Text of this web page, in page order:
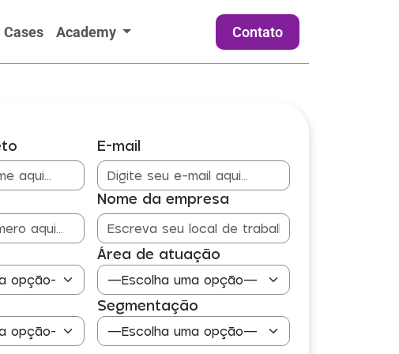
Cases Academy Contato
E-mail
Nome da empresa
Área de atuação
Segmentação